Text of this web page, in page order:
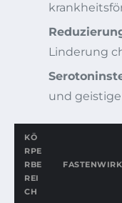
Linderung
und
KÖ
RPE
RBE
REI
CH